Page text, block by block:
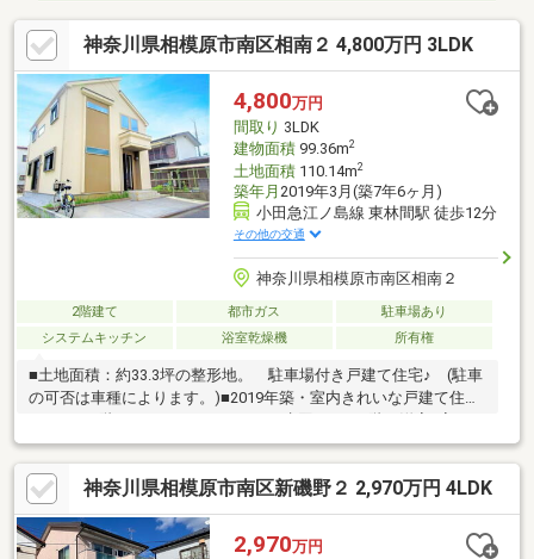
神奈川県相模原市南区相南２ 4,800万円 3LDK
4,800万円
間取り 3LDK
建物面積99.36m2
土地面積110.14m2
築年月 2019年3月(築7年6ヶ月)
小田急江ノ島線 東林間駅 徒歩12分
その他の交通
神奈川県相模原市南区相南２
2階建て 都市ガス
駐車場あり
システムキッチン
浴室乾燥機 所有権
■土地面積：約33.3坪の整形地。 駐車場付き戸建て住宅♪ (駐車
の可否は車種によります。)■2019年築・室内きれいな戸建て住宅
3LDK。 玄関のシューズクローク等 適材適所の収納計画も魅力
です。■相模原市立東林小学校まで 約280m(徒歩4分) 車通りの
多い道を通らずに通学可能です。■閑静な住環境の低層住宅エリ
アであり、 前面道路は車通りが多くないため、 運転に自信が
ない方や 子育てにも安心です。
神奈川県相模原市南区新磯野２ 2,970万円 4LDK
2,970万円